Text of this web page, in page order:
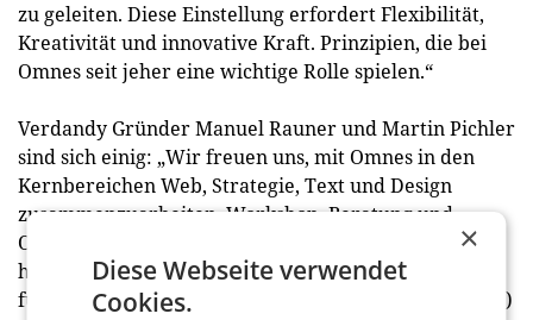
zu geleiten. Diese Einstellung erfordert Flexibilität,
Kreativität und innovative Kraft. Prinzipien, die bei
Omnes seit jeher eine wichtige Rolle spielen.“
Verdandy Gründer Manuel Rauner und Martin Pichler
sind sich einig: „Wir freuen uns, mit Omnes in den
Kernbereichen Web, Strategie, Text und Design
zusammenzuarbeiten. Workshop, Beratung und
Output der Omnes-Maßnahmen sind konstant auf
höchstem Niveau. Gemeinsam rollen wir den Markt
für High-End Männermode im DACH-Raum auf!“ (red)
×
Diese Webseite verwendet
Cookies.